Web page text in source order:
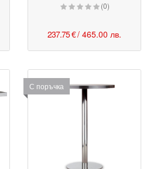
(0)
237.75 €/ 465.00 лв.
С поръчка